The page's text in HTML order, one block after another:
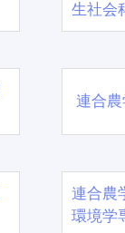
生社会
連合
連合農
環境学